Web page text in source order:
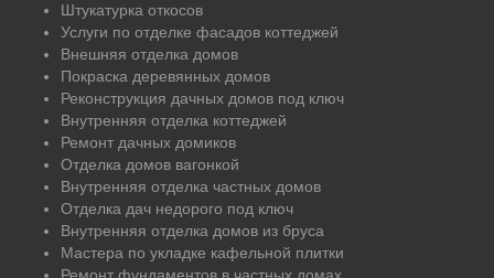
Штукатурка откосов
Услуги по отделке фасадов коттеджей
Внешняя отделка домов
Покраска деревянных домов
Реконструкция дачных домов под ключ
Внутренняя отделка коттеджей
Ремонт дачных домиков
Отделка домов вагонкой
Внутренняя отделка частных домов
Отделка дач недорого под ключ
Внутренняя отделка домов из бруса
Мастера по укладке кафельной плитки